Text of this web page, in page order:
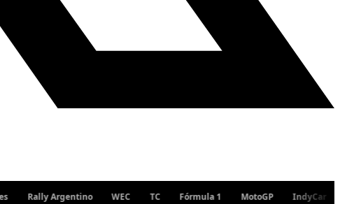
Rally Argentino WEC TC Fórmula 1 MotoGP IndyCar WRC